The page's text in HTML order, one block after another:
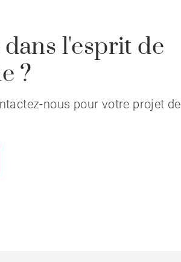
l'esprit de
?
nous pour votre projet de